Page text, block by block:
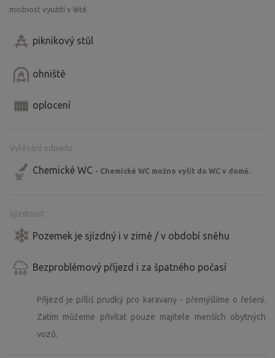
možnost využití v létě.
piknikový stůl
ohniště
oplocení
Vylévání odpadu
Chemické WC - Chemické WC možno vylít do WC v domě.
sjízdnost
Pozemek je sjízdný i v zimě / v období sněhu
Bezproblémový příjezd i za špatného počasí
Příjezd je příliš prudký pro karavany - přemýšlíme o řešení.
Zatím můžeme přivítat pouze majitele menších obytných
vozů.